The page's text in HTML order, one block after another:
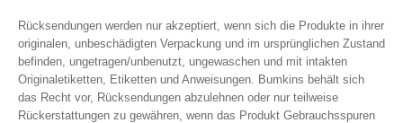
Rücksendungen werden nur akzeptiert, wenn sich die Produkte in ihrer
originalen, unbeschädigten Verpackung und im ursprünglichen Zustand
befinden, ungetragen/unbenutzt, ungewaschen und mit intakten
Originaletiketten, Etiketten und Anweisungen. Bumkins behält sich
das Recht vor, Rücksendungen abzulehnen oder nur teilweise
Rückerstattungen zu gewähren, wenn das Produkt Gebrauchsspuren